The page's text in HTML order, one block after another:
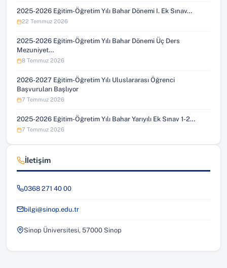
2025-2026 Eğitim-Öğretim Yılı Bahar Dönemi I. Ek Sınav…
22 Temmuz 2026
2025-2026 Eğitim-Öğretim Yılı Bahar Dönemi Üç Ders
Mezuniyet…
8 Temmuz 2026
2026-2027 Eğitim-Öğretim Yılı Uluslararası Öğrenci
Başvuruları Başlıyor
7 Temmuz 2026
2025-2026 Eğitim-Öğretim Yılı Bahar Yarıyılı Ek Sınav 1-2…
7 Temmuz 2026
İletişim
0368 271 40 00
bilgi@sinop.edu.tr
Sinop Üniversitesi, 57000 Sinop